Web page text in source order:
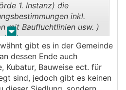
. .
1. Instanz) die
inkl.
mit Baufluchtlinien usw. )
gibt es in der Gemeinde
dessen Ende auch
Kubatur, Bauweise ect. für
sind, jedoch gibt es keinen